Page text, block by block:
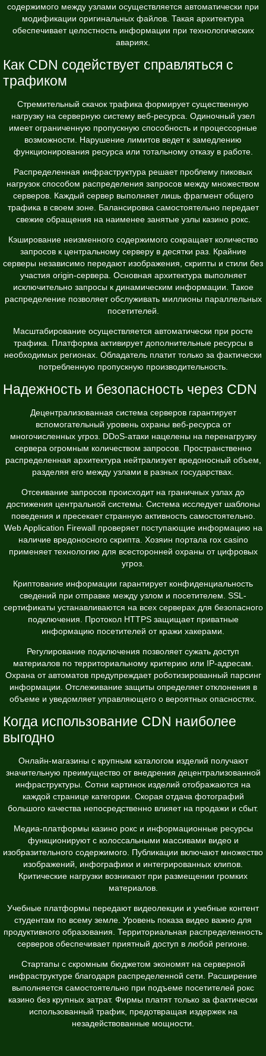
содержимого между узлами осуществляется автоматически при
модификации оригинальных файлов. Такая архитектура
обеспечивает целостность информации при технологических
авариях.
Как CDN содействует справляться с
трафиком
Стремительный скачок трафика формирует существенную
нагрузку на серверную систему веб-ресурса. Одиночный узел
имеет ограниченную пропускную способность и процессорные
возможности. Нарушение лимитов ведет к замедлению
функционирования ресурса или тотальному отказу в работе.
Распределенная инфраструктура решает проблему пиковых
нагрузок способом распределения запросов между множеством
серверов. Каждый сервер выполняет лишь фрагмент общего
трафика в своем зоне. Балансировка самостоятельно передает
свежие обращения на наименее занятые узлы казино рокс.
Кэширование неизменного содержимого сокращает количество
запросов к центральному серверу в десятки раз. Крайние
серверы независимо передают изображения, скрипты и стили без
участия origin-сервера. Основная архитектура выполняет
исключительно запросы к динамическим информации. Такое
распределение позволяет обслуживать миллионы параллельных
посетителей.
Масштабирование осуществляется автоматически при росте
трафика. Платформа активирует дополнительные ресурсы в
необходимых регионах. Обладатель платит только за фактически
потребленную пропускную производительность.
Надежность и безопасность через CDN
Децентрализованная система серверов гарантирует
вспомогательный уровень охраны веб-ресурса от
многочисленных угроз. DDoS-атаки нацелены на перенагрузку
сервера огромным количеством запросов. Пространственно
распределенная архитектура нейтрализует вредоносный объем,
разделяя его между узлами в разных государствах.
Отсеивание запросов происходит на граничных узлах до
достижения центральной системы. Система исследует шаблоны
поведения и пресекает странную активность самостоятельно.
Web Application Firewall проверяет поступающие информацию на
наличие вредоносного скрипта. Хозяин портала rox casino
применяет технологию для всесторонней охраны от цифровых
угроз.
Криптование информации гарантирует конфиденциальность
сведений при отправке между узлом и посетителем. SSL-
сертификаты устанавливаются на всех серверах для безопасного
подключения. Протокол HTTPS защищает приватные
информацию посетителей от кражи хакерами.
Регулирование подключения позволяет сужать доступ
материалов по территориальному критерию или IP-адресам.
Охрана от автоматов предупреждает роботизированный парсинг
информации. Отслеживание защиты определяет отклонения в
объеме и уведомляет управляющего о вероятных опасностях.
Когда использование CDN наиболее
выгодно
Онлайн-магазины с крупным каталогом изделий получают
значительную преимущество от внедрения децентрализованной
инфраструктуры. Сотни картинок изделий отображаются на
каждой странице категории. Скорая отдача фотографий
большого качества непосредственно влияет на продажи и сбыт.
Медиа-платформы казино рокс и информационные ресурсы
функционируют с колоссальными массивами видео и
изобразительного содержимого. Публикации включают множество
изображений, инфографики и интегрированных клипов.
Критические нагрузки возникают при размещении громких
материалов.
Учебные платформы передают видеолекции и учебные контент
студентам по всему земле. Уровень показа видео важно для
продуктивного образования. Территориальная распределенность
серверов обеспечивает приятный доступ в любой регионе.
Стартапы с скромным бюджетом экономят на серверной
инфраструктуре благодаря распределенной сети. Расширение
выполняется самостоятельно при подъеме посетителей рокс
казино без крупных затрат. Фирмы платят только за фактически
использованный трафик, предотвращая издержек на
незадействованные мощности.